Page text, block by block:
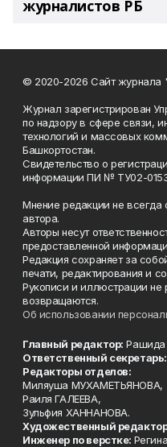
журналистов РБ
© 2020-2026 Сайт журнала
Журнал зарегистрирован
по надзору в сфере связи,
технологий и массовых
Башкортостан.
Свидетельство о
информации ПИ № ТУ02-
Мнение редакции не всегда
автора.
Авторы несут
предоставленной
Редакция сохраняет за
печати, редактирования и
Рукописи и иллюстрации не
возвращаются.
Об использовании
Главный редактор: Рашида
Ответственный секретарь:
Редакторы отделов:
Миляуша МУХАМЕТЬЯНОВА,
Раиля ГАЛЕЕВА,
Зульфия ХАННАНОВА.
Художественный
Инженер по верстке: